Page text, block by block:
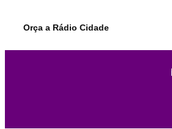
Orça a Rádio Cidade